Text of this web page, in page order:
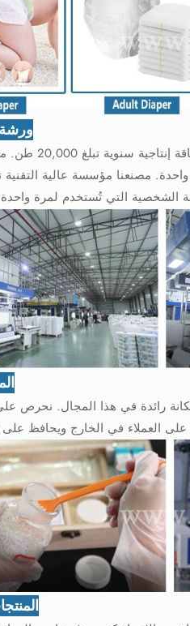
تقع شركة جلوبال لينك في مدينة
مصنعنا مؤسسة عالية
رائدة في هذا المجال. نحرص